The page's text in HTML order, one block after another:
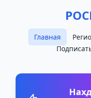
Главная